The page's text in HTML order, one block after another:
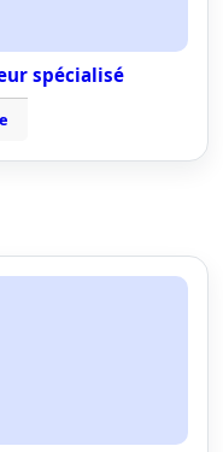
spécialisé